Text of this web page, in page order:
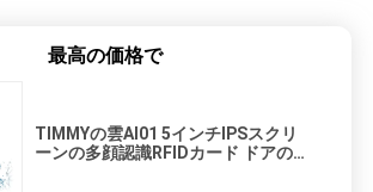
最高の価格で
TIMMYの雲AI01 5インチIPSスクリ
ーンの多顔認識RFIDカード ドアのア